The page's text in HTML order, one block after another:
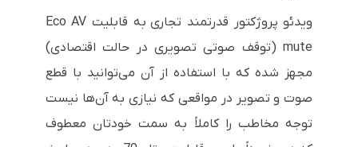
ویدئو پروژکتور قدرتمند تجاری به قابلیت Eco AV
mute(توقف صوتی تصویری در حالت اقتصادی)
مجهز شده که با استفاده از آن می‌توانید با قطع
صوت و تصویر در مواقعی که نیازی به آن‌ها نیست
توجه مخاطب را کاملاً به سمت خودتان معطوف